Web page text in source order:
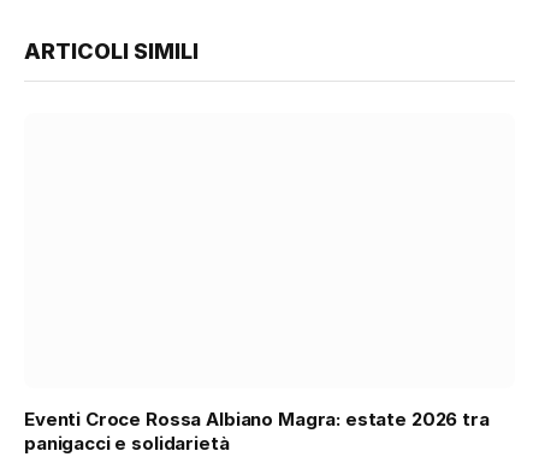
ARTICOLI SIMILI
Eventi Croce Rossa Albiano Magra: estate 2026 tra
panigacci e solidarietà